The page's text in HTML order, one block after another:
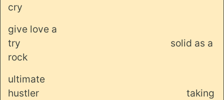
cry
give love a
try
solid as a
rock
ultimate
hustler
taking